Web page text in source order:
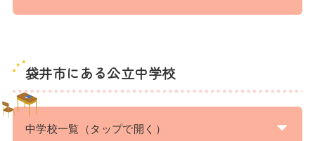
袋井市にある公立中学校
中学校一覧（タップで開く）